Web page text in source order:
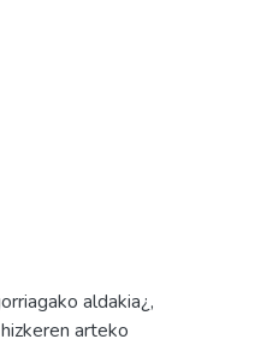
aldakia¿,
arteko